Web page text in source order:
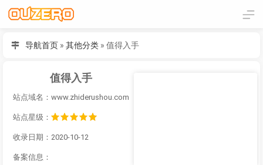
导航首页 » 其他分类 » 值得入手
值得入手
站点域名：www.zhiderushou.com
站点星级：
收录日期：2020-10-12
备案信息：